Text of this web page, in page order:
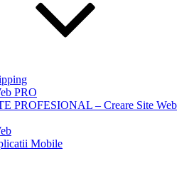
PRO
PROFESIONAL – Creare Site Web
Mobile